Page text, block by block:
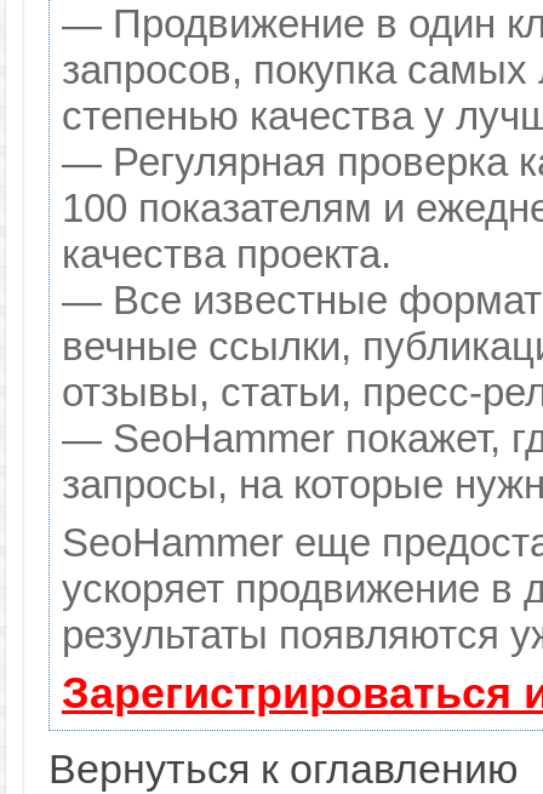
— Продвижение в один
запросов, покупка
степенью качества у
— Регулярная проверка
100 показателям и
качества проекта.
— Все известные
вечные ссылки,
отзывы, статьи, пресс-
— SeoHammer покажет,
запросы, на которые
SeoHammer еще
ускоряет продвижение в
результаты появляются
Вернуться к оглавлению